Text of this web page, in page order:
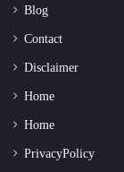
Blog
Contact
Disclaimer
Home
Home
Privacy Policy